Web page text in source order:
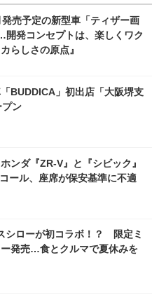
売予定の新型車「ティザー画
発コンセプトは、楽しくワク
らしさの原点』
BUDDICA」初出店「大阪堺支
プン
ンダ『ZR-V』と『シビック』
ール、座席が保安基準に不適
シローが初コラボ！？ 限定ミ
発売…食とクルマで夏休みを